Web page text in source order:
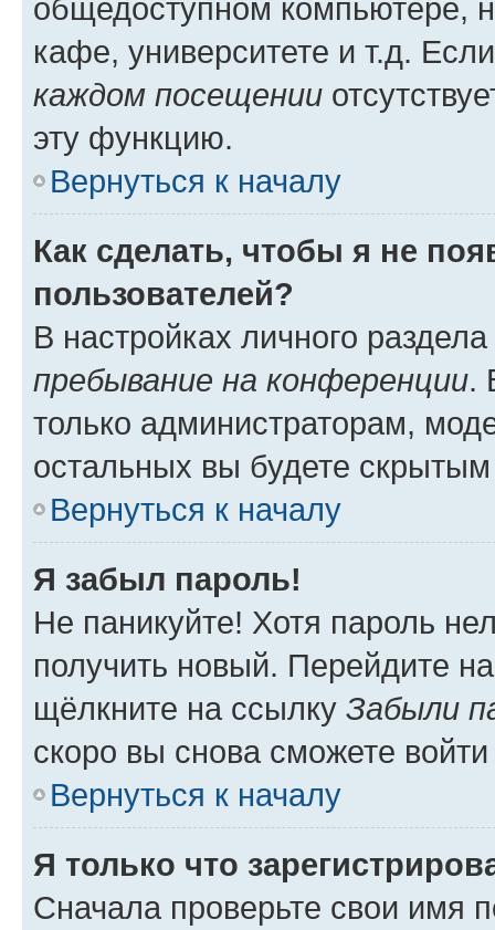
общедоступном компьютере,
кафе, университете и т.д.
каждом посещении
эту функцию.
Вернуться к началу
Как сделать, чтобы я не
пользователей?
В настройках личного
пребывание на конференции.
только администраторам,
остальных вы будете
Вернуться к началу
Я забыл пароль!
Не паникуйте! Хотя пароль
получить новый. Перейдите
щёлкните на ссылку Забыли
скоро вы снова сможете
Вернуться к началу
Я только что
Сначала проверьте свои имя